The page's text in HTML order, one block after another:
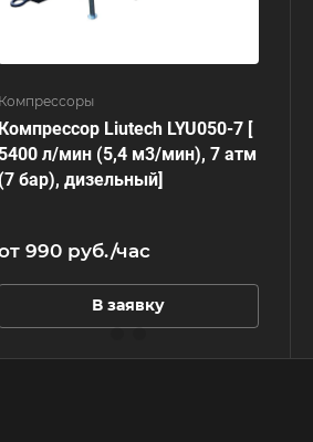
Компрессоры
Компрессор Liutech LYU050-7 [
5400 л/мин (5,4 м3/мин), 7 атм
(7 бар), дизельный]
990 руб./час
В заявку